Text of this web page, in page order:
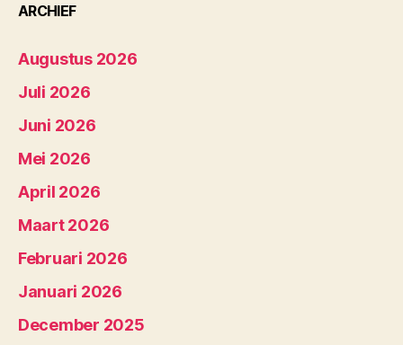
ARCHIEF
Augustus 2026
Juli 2026
Juni 2026
Mei 2026
April 2026
Maart 2026
Februari 2026
Januari 2026
December 2025